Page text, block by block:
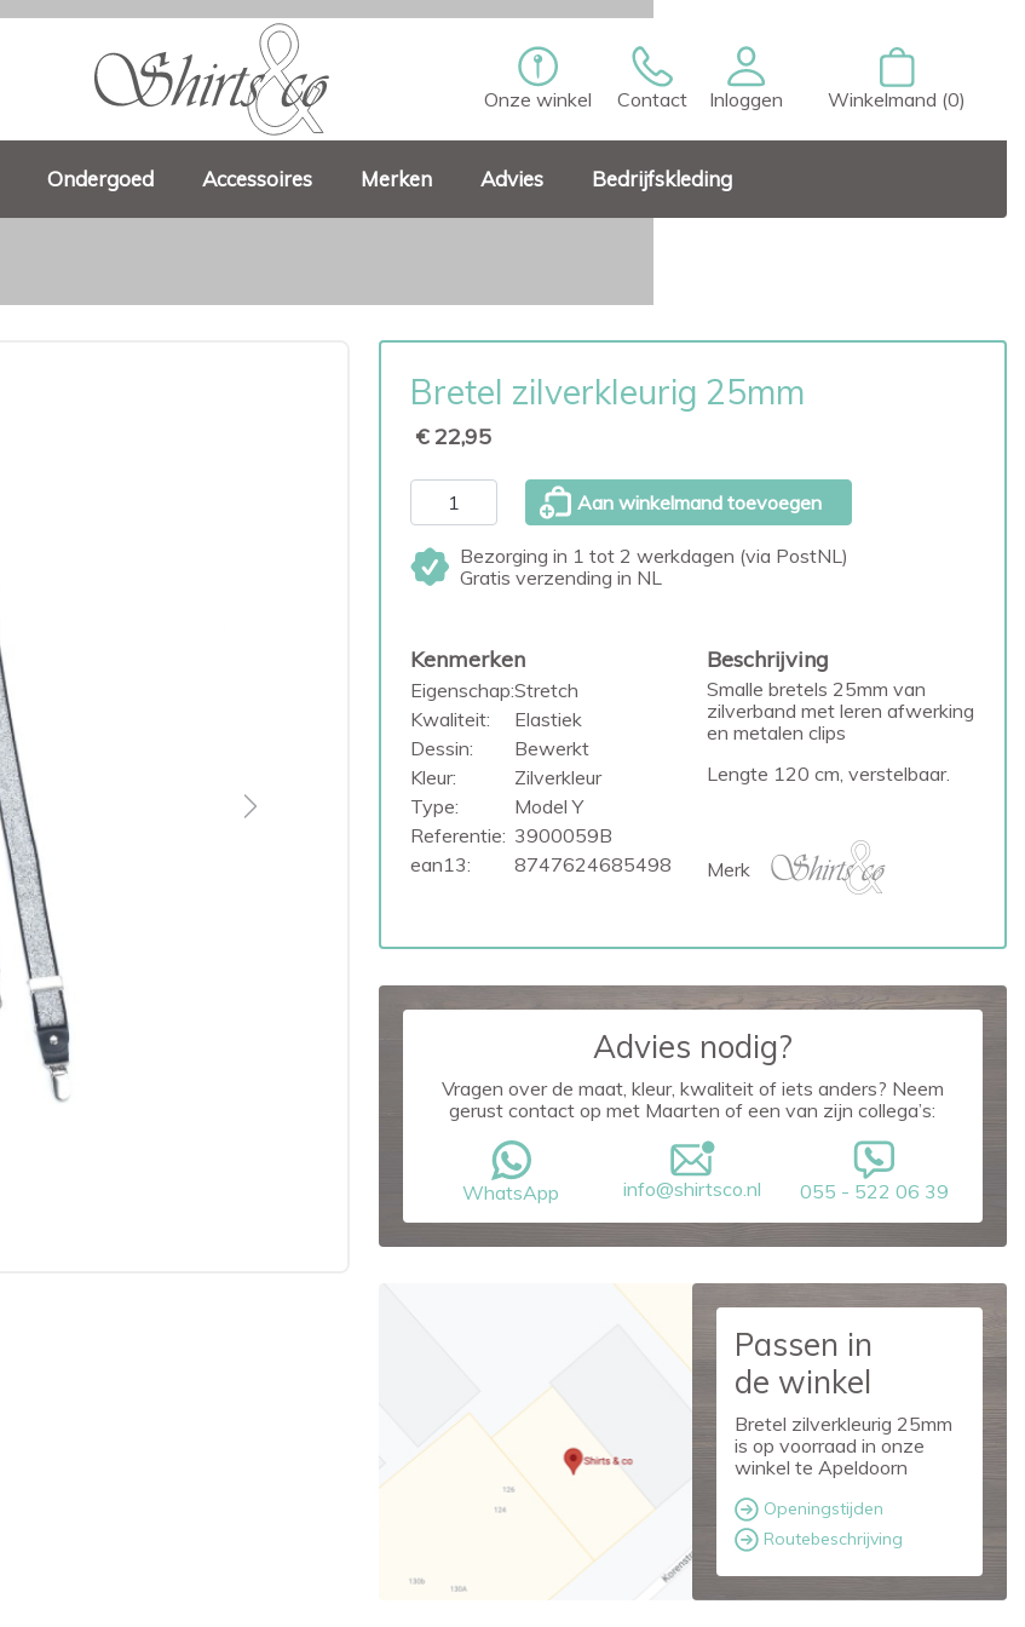
Onze winkel Contact Inloggen Winkelmand (0)
Ondergoed Accessoires Merken Advies Bedrijfskleding
Next
Bretel zilverkleurig 25mm
€ 22,95
Aan winkelmand toevoegen
Bezorging in 1 tot 2 werkdagen (via PostNL)
Gratis verzending in NL
Kenmerken
Eigenschap:Stretch
Kwaliteit:
Elastiek
Dessin:
Bewerkt
Kleur:
Zilverkleur
Type:
Model Y
Referentie: 3900059B
ean13:
8747624685498
Beschrijving
Smalle bretels 25mm van
zilverband met leren afwerking
en metalen clips
Lengte 120 cm, verstelbaar.
Merk
Advies nodig?
Vragen over de maat, kleur, kwaliteit of iets anders? Neem
gerust contact op met Maarten of een van zijn collega’s:
WhatsApp info@shirtsco.nl 055 - 522 06 39
Passen in
de winkel
Bretel zilverkleurig 25mm
is op voorraad in onze
winkel te Apeldoorn
Openingstijden
Routebeschrijving